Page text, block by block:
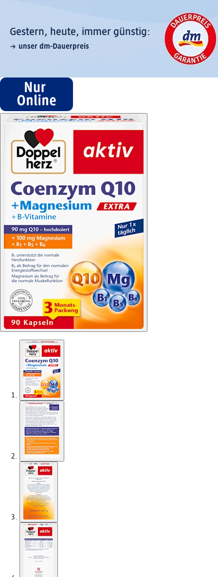
Gestern, heute, immer günstig:
unser dm-Dauerpreis